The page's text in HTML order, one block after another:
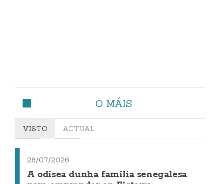
O MÁIS
VISTO ACTUAL
28/07/2026
A odisea dunha familia senegalesa